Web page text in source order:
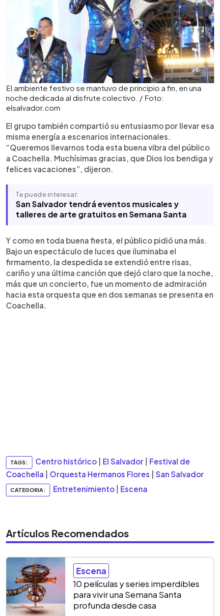
El ambiente festivo se mantuvo de principio a fin, en una
noche dedicada al disfrute colectivo. / Foto:
elsalvador.com
El grupo también compartió su entusiasmo por llevar esa
misma energía a escenarios internacionales.
“Queremos llevarnos toda esta buena vibra del público
a Coachella. Muchísimas gracias, que Dios los bendiga y
felices vacaciones”, dijeron.
Te puede interesar:
San Salvador tendrá eventos musicales y
talleres de arte gratuitos en Semana Santa
Y como en toda buena fiesta, el público pidió una más.
Bajo un espectáculo de luces que iluminaba el
firmamento, la despedida se extendió entre risas,
cariño y una última canción que dejó claro que la noche,
más que un concierto, fue un momento de admiración
hacia esta orquesta que en dos semanas se presenta en
Coachella.
TAGS: Centro histórico El Salvador
Festival de
Coachella
Orquesta Hermanos Flores San Salvador
CATEGORIA: Entretenimiento Escena
Artículos Recomendados
Escena
10 películas y series imperdibles
para vivir una Semana Santa
profunda desde casa